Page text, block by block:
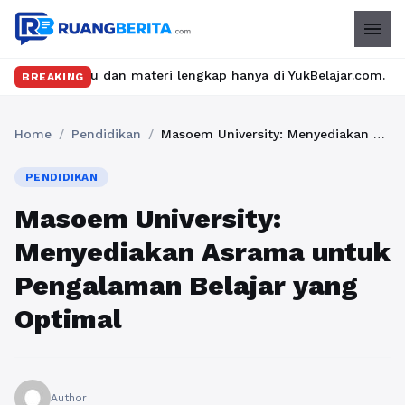
menu
BREAKING
dan materi lengkap hanya di YukBelajar.com. Mulai
Home / Pendidikan / Masoem University: Menyediakan Asrama untuk Pengalaman Belajar yang Optimal
PENDIDIKAN
Masoem University:
Menyediakan Asrama untuk
Pengalaman Belajar yang
Optimal
Author